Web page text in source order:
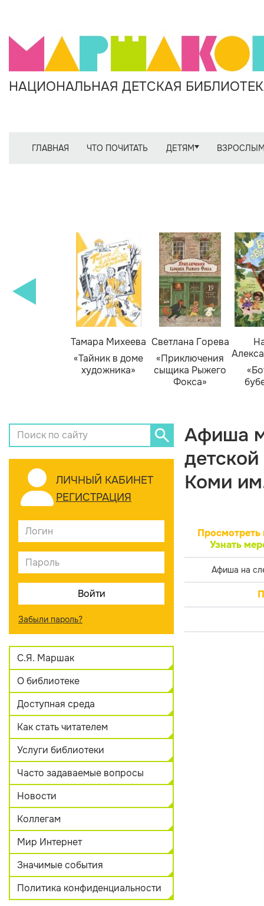
НАЦИОНАЛЬНАЯ ДЕТСКАЯ
ГЛАВНАЯ ЧТО ПОЧИТАТЬ ДЕТЯМ
Тамара Михеева
«Тайник в доме
художника»
Светлана Горева
«Приключения
сыщика Рыжего
Фокса»
ЛИЧНЫЙ КАБИНЕТ
РЕГИСТРАЦИЯ
Забыли пароль?
С.Я. Маршак
О библиотеке
Доступная среда
Как стать читателем
Услуги библиотеки
Часто задаваемые вопросы
Новости
Коллегам
Мир Интернет
Значимые события
Политика конфиденциальности
Афиша
Коми
Просмотреть
Узнать
Афиша на